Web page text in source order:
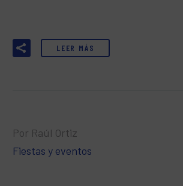
LEER MÁS
Por Raúl Ortiz
Fiestas y eventos